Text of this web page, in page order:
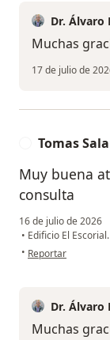
Dr. Álvaro
Muchas
17 de julio de
Tomas
Muy buena
consulta
16 de julio de 2026
• Edificio El
• en opinión del
Reportar
Dr. Álvaro
Muchas